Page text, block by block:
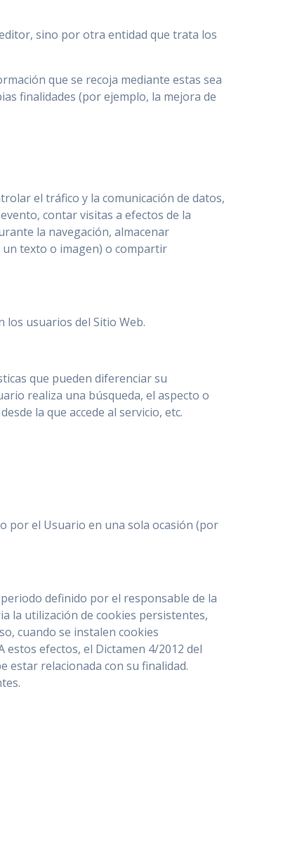
sino por otra entidad que trata los
que se recoja mediante estas sea
finalidades (por ejemplo, la mejora de
el tráfico y la comunicación de datos,
contar visitas a efectos de la
la navegación, almacenar
texto o imagen) o compartir
los usuarios del Sitio Web.
que pueden diferenciar su
realiza una búsqueda, el aspecto o
la que accede al servicio, etc.
por el Usuario en una sola ocasión (por
definido por el responsable de la
la utilización de cookies persistentes,
cuando se instalen cookies
efectos, el Dictamen 4/2012 del
estar relacionada con su finalidad.